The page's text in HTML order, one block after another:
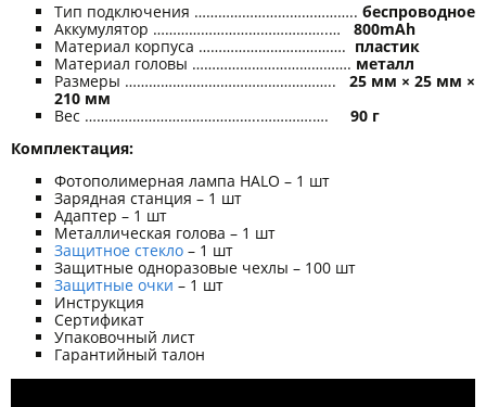
Тип подключения ………………………………….. беспроводное
Аккумулятор ……………………………………..… 800mAh
Материал корпуса ………………………………. пластик
Материал головы …………………………………. металл
Размеры …………………………………………….. 25 мм × 25 мм ×
210 мм
Вес ……………………………………..………….…. 90 г
Комплектация:
Фотополимерная лампа HALO – 1 шт
Зарядная станция – 1 шт
Адаптер – 1 шт
Металлическая голова – 1 шт
Защитное стекло – 1 шт
Защитные одноразовые чехлы – 100 шт
Защитные очки – 1 шт
Инструкция
Сертификат
Упаковочный лист
Гарантийный талон